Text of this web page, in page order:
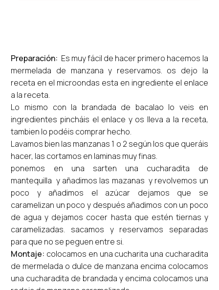
Preparación: Es muy fácil de hacer primero hacemos la
mermelada de manzana y reservamos. os dejo la
receta en el microondas esta en ingrediente el enlace
a la receta.
Lo mismo con la brandada de bacalao lo veis en
ingredientes pincháis el enlace y os lleva a la receta,
tambien lo podéis comprar hecho.
Lavamos bien las manzanas 1 o 2 según los que queráis
hacer, las cortamos en laminas muy finas.
ponemos en una sarten una cucharadita de
mantequilla y añadimos las mazanas y revolvemos un
poco y añadimos el azúcar dejamos que se
caramelizan un poco y después añadimos con un poco
de agua y dejamos cocer hasta que estén tiernas y
caramelizadas. sacamos y reservamos separadas
para que no se peguen entre si.
Montaje: colocamos en una cucharita una cucharadita
de mermelada o dulce de manzana encima colocamos
una cucharadita de brandada y encima colocamos una